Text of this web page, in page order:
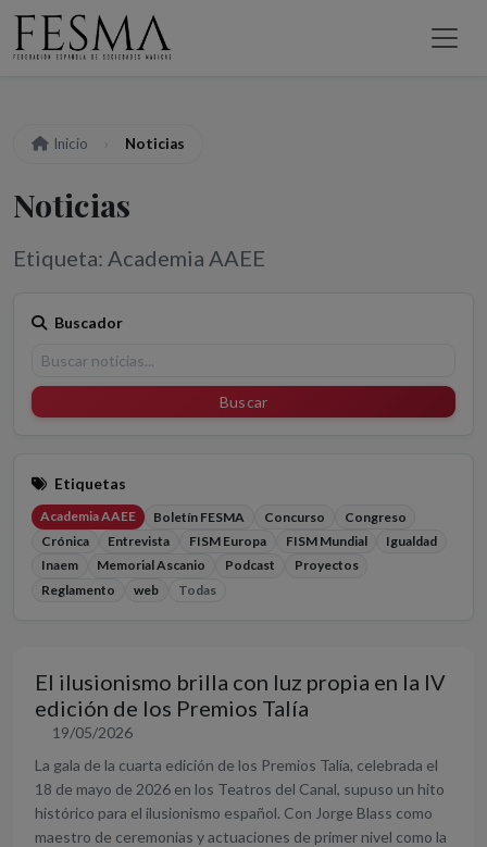
Inicio Noticias
Noticias
Etiqueta: Academia AAEE
Buscador
Buscar
Etiquetas
Academia AAEE Boletín FESMA Concurso
Congreso
Crónica
Entrevista FISM Europa FISM Mundial
Igualdad
Inaem
Memorial Ascanio Podcast
Proyectos
Reglamento
web Todas
El ilusionismo brilla con luz propia en la IV
edición de los Premios Talía
19/05/2026
La gala de la cuarta edición de los Premios Talía, celebrada el
18 de mayo de 2026 en los Teatros del Canal, supuso un hito
histórico para el ilusionismo español. Con Jorge Blass como
maestro de ceremonias y actuaciones de primer nivel como la